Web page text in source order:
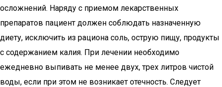
осложнений. Наряду с приемом лекарственных
препаратов пациент должен соблюдать назначенную
диету, исключить из рациона соль, острую пищу, продукты
с содержанием калия. При лечении необходимо
ежедневно выпивать не менее двух, трех литров чистой
воды, если при этом не возникает отечность. Следует